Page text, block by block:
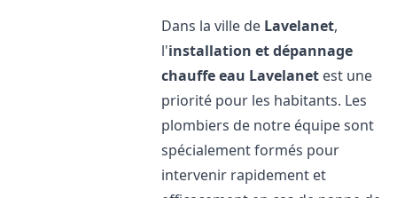
Dans la ville de Lavelanet,
l'installation et dépannage
chauffe eau Lavelanet est une
priorité pour les habitants. Les
plombiers de notre équipe sont
spécialement formés pour
intervenir rapidement et